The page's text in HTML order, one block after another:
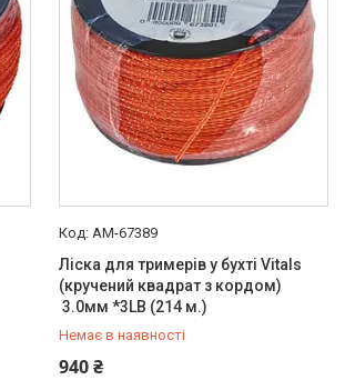
AM-67389
Ліска для тримерів у бухті Vitals
(кручений квадрат з кордом)
3.0мм *3LB (214 м.)
Немає в наявності
940 ₴
+380 (99) 454-50-15